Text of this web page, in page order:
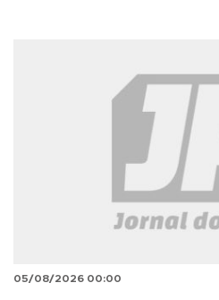
05/08/2026 00:00